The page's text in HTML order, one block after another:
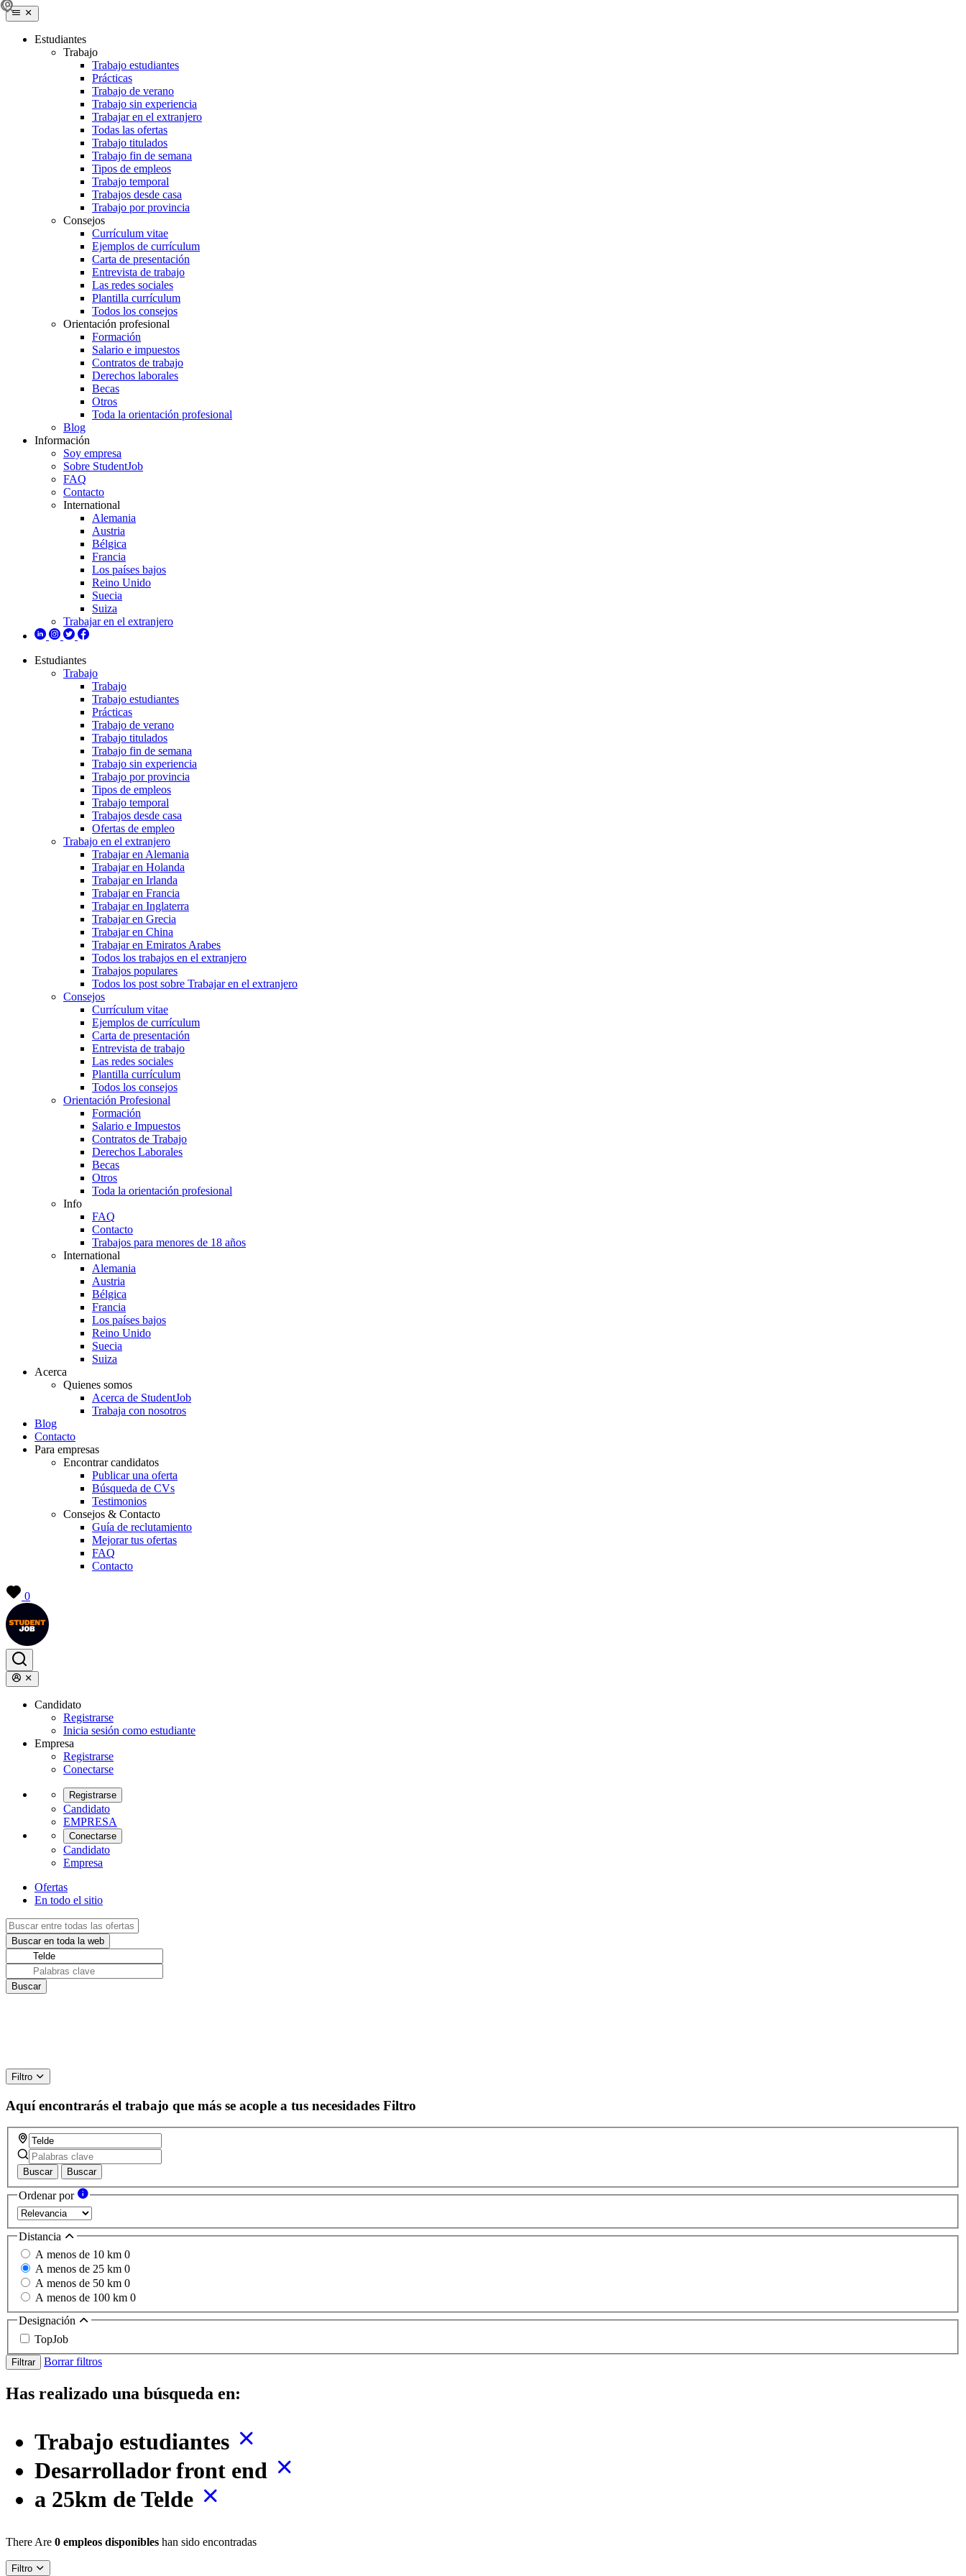
Estudiantes
Trabajo
Trabajo estudiantes
Prácticas
Trabajo de verano
Trabajo sin experiencia
Trabajar en el extranjero
Todas las ofertas
Trabajo titulados
Trabajo fin de semana
Tipos de empleos
Trabajo temporal
Trabajos desde casa
Trabajo por provincia
Consejos
Currículum vitae
Ejemplos de currículum
Carta de presentación
Entrevista de trabajo
Las redes sociales
Plantilla currículum
Todos los consejos
Orientación profesional
Formación
Salario e impuestos
Contratos de trabajo
Derechos laborales
Becas
Otros
Toda la orientación profesional
Blog
Información
Soy empresa
Sobre StudentJob
FAQ
Contacto
International
Alemania
Austria
Bélgica
Francia
Los países bajos
Reino Unido
Suecia
Suiza
Trabajar en el extranjero
Estudiantes
Trabajo
Trabajo
Trabajo estudiantes
Prácticas
Trabajo de verano
Trabajo titulados
Trabajo fin de semana
Trabajo sin experiencia
Trabajo por provincia
Tipos de empleos
Trabajo temporal
Trabajos desde casa
Ofertas de empleo
Trabajo en el extranjero
Trabajar en Alemania
Trabajar en Holanda
Trabajar en Irlanda
Trabajar en Francia
Trabajar en Inglaterra
Trabajar en Grecia
Trabajar en China
Trabajar en Emiratos Arabes
Todos los trabajos en el extranjero
Trabajos populares
Todos los post sobre Trabajar en el extranjero
Consejos
Currículum vitae
Ejemplos de currículum
Carta de presentación
Entrevista de trabajo
Las redes sociales
Plantilla currículum
Todos los consejos
Orientación Profesional
Formación
Salario e Impuestos
Contratos de Trabajo
Derechos Laborales
Becas
Otros
Toda la orientación profesional
Info
FAQ
Contacto
Trabajos para menores de 18 años
International
Alemania
Austria
Bélgica
Francia
Los países bajos
Reino Unido
Suecia
Suiza
Acerca
Quienes somos
Acerca de StudentJob
Trabaja con nosotros
Blog
Contacto
Para empresas
Encontrar candidatos
Publicar una oferta
Búsqueda de CVs
Testimonios
Consejos & Contacto
Guía de reclutamiento
Mejorar tus ofertas
FAQ
Contacto
0
Candidato
Registrarse
Inicia sesión como estudiante
Empresa
Registrarse
Conectarse
Registrarse
Candidato
EMPRESA
Conectarse
Candidato
Empresa
Ofertas
En todo el sitio
Filtro
Aquí encontrarás el trabajo que más se acople a tus necesidades Filtro
Buscar Buscar
Ordenar por
Distancia
A menos de 10 km 0
A menos de 25 km 0
A menos de 50 km 0
A menos de 100 km 0
Designación
TopJob
Filtrar Borrar filtros
Has realizado una búsqueda en:
Trabajo estudiantes
Desarrollador front end
a 25km de Telde
There Are 0 empleos disponibles han sido encontradas
Filtro